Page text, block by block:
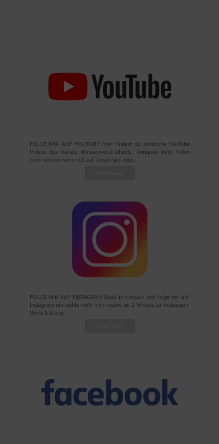
FOLGE MIR AUF YOUTUBE Hier findest du sämtliche YouTube
Videos des Kanals @insane-on-2-wheels. Verpasse kein Video
mehr von mir wenn ich auf Reisen bin, oder...
FOLGE MIR AUF INSTAGRAM Bleib in Kontakt und folge mir auf
Instagram um nichts mehr von Insane on 2 Wheels zu verpassen.
Reels & Storys...